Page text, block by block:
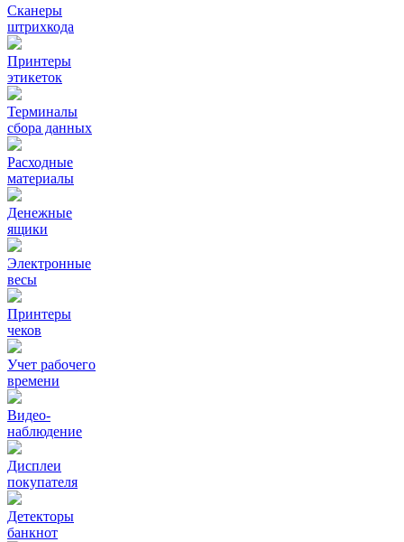
Сканеры
штрихкода
Принтеры
этикеток
Терминалы
сбора данных
Расходные
материалы
Денежные
ящики
Электронные
весы
Принтеры
чеков
Учет рабочего
времени
Видео‑
наблюдение
Дисплеи
покупателя
Детекторы
банкнот